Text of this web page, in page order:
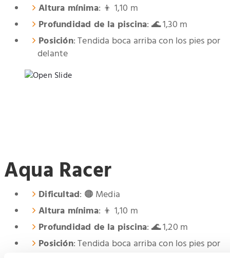
Altura mínima: 👦 1,10 m
Profundidad de la piscina: 🌊 1,30 m
Posición: Tendida boca arriba con los pies por
delante
Aqua Racer
Dificultad: 🟠 Media
Altura mínima: 👦 1,10 m
Profundidad de la piscina: 🌊 1,20 m
Posición: Tendida boca arriba con los pies por